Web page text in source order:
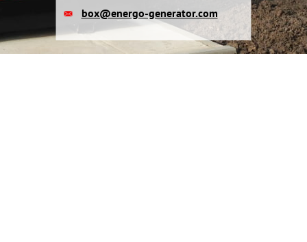
box@energo-generator.com